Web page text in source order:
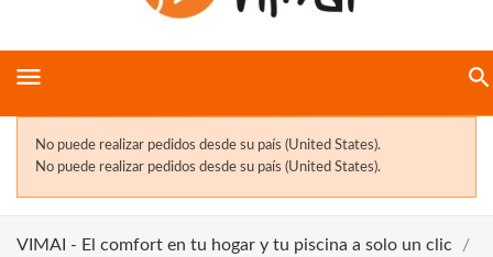
menu
No puede realizar pedidos desde su país (United States).
No puede realizar pedidos desde su país (United States).
VIMAI - El comfort en tu hogar y tu piscina a solo un clic